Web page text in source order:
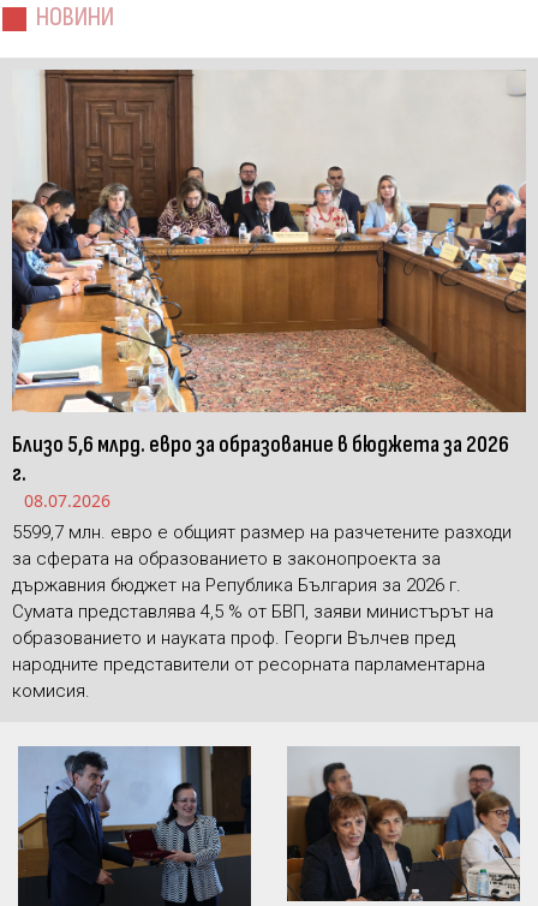
НОВИНИ
Близо 5,6 млрд. евро за образование в бюджета за 2026
г.
08.07.2026
5599,7 млн. евро е общият размер на разчетените разходи
за сферата на образованието в законопроекта за
държавния бюджет на Република България за 2026 г.
Сумата представлява 4,5 % от БВП, заяви министърът на
образованието и науката проф. Георги Вълчев пред
народните представители от ресорната парламентарна
комисия.